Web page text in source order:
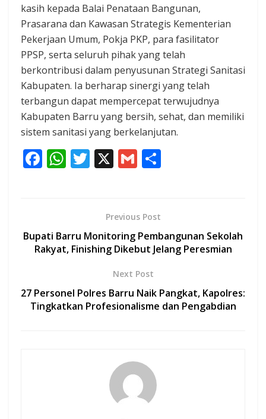
kasih kepada Balai Penataan Bangunan,
Prasarana dan Kawasan Strategis Kementerian
Pekerjaan Umum, Pokja PKP, para fasilitator
PPSP, serta seluruh pihak yang telah
berkontribusi dalam penyusunan Strategi Sanitasi
Kabupaten. Ia berharap sinergi yang telah
terbangun dapat mempercepat terwujudnya
Kabupaten Barru yang bersih, sehat, dan memiliki
sistem sanitasi yang berkelanjutan.
F
o
o
W
A
p
T
er
X G
l
Previous Post
Bupati Barru Monitoring Pembangunan Sekolah
Rakyat, Finishing Dikebut Jelang Peresmian
Next Post
27 Personel Polres Barru Naik Pangkat, Kapolres:
Tingkatkan Profesionalisme dan Pengabdian